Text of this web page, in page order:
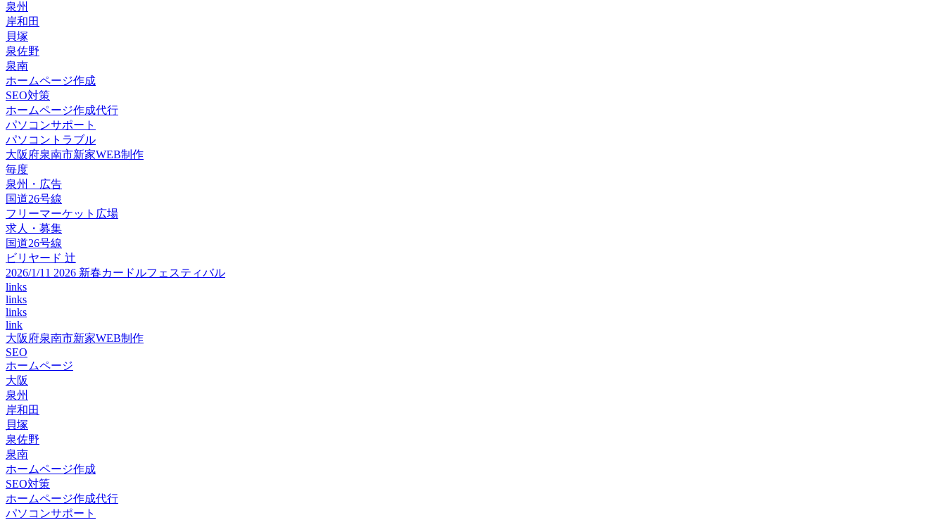
泉州
岸和田
貝塚
泉佐野
泉南
ホームページ作成
SEO対策
ホームページ作成代行
パソコンサポート
パソコントラブル
大阪府泉南市新家WEB制作
毎度
泉州・広告
国道26号線
フリーマーケット広場
求人・募集
国道26号線
ビリヤード 辻
2026/1/11 2026 新春カードルフェスティバル
links
links
links
link
大阪府泉南市新家WEB制作
SEO
ホームページ
大阪
泉州
岸和田
貝塚
泉佐野
泉南
ホームページ作成
SEO対策
ホームページ作成代行
パソコンサポート